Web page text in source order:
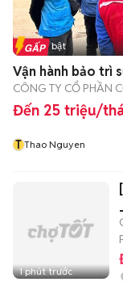
Tin nổi bật
Vận hành bảo trì
CÔNG TY CỔ PHẦN
Đến 25 triệu/
T Thao Nguyen
1 phút trước